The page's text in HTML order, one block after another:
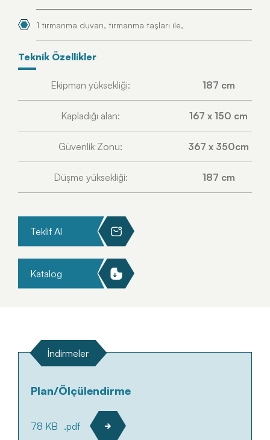
1 tırmanma duvarı, tırmanma taşları ile,
Tekni̇k Özelli̇kler
Ekipman yüksekliği: 187 cm
Kapladığı alan: 167 x 150 cm
Güvenlik Zonu: 367 x 350cm
Düşme yüksekliği: 187 cm
Teklif Al
Katalog
İndirmeler
Plan/Ölçülendirme
78 KB .pdf